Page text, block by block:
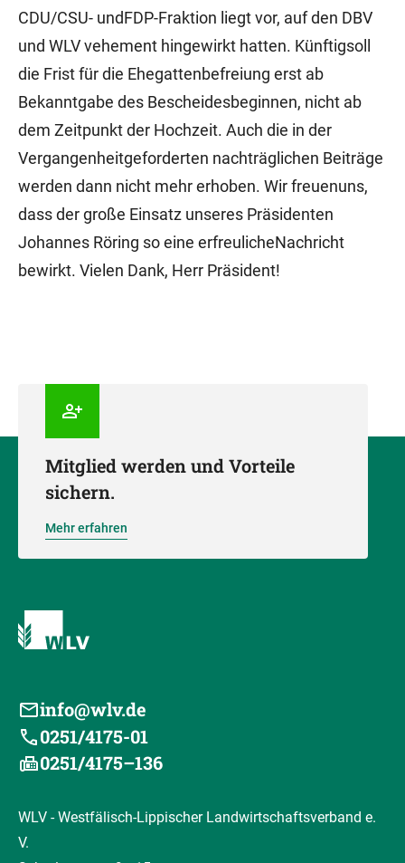
CDU/CSU- undFDP-Fraktion liegt vor, auf den DBV
und WLV vehement hingewirkt hatten. Künftigsoll
die Frist für die Ehegattenbefreiung erst ab
Bekanntgabe des Bescheidesbeginnen, nicht ab
dem Zeitpunkt der Hochzeit. Auch die in der
Vergangenheitgeforderten nachträglichen Beiträge
werden dann nicht mehr erhoben. Wir freuenuns,
dass der große Einsatz unseres Präsidenten
Johannes Röring so eine erfreulicheNachricht
bewirkt. Vielen Dank, Herr Präsident!
Mitglied werden und Vorteile
sichern.
Mehr erfahren
info@wlv.de
0251/4175-01
0251/4175–136
WLV - Westfälisch-Lippischer Landwirtschaftsverband e.
V.